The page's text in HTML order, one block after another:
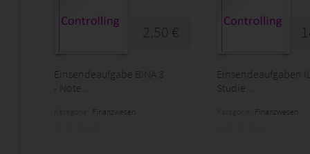
2,50 €
Einsendeaufgabe BINA 3
- Note...
Finanzwesen
Einsendeaufgaben
Studie...
Finanzwesen